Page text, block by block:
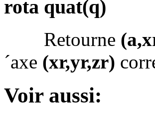
rota quat(q)
Retourne
´axe (xr,yr,zr)
Voir aussi: